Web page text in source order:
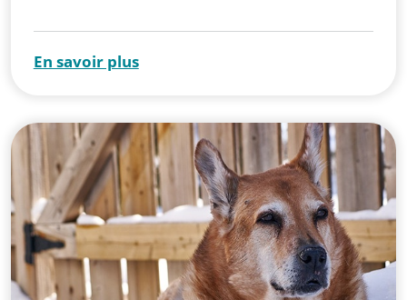
Les maladies canines
Les maladies félines
Poisson
Publications
Tortue
En savoir plus